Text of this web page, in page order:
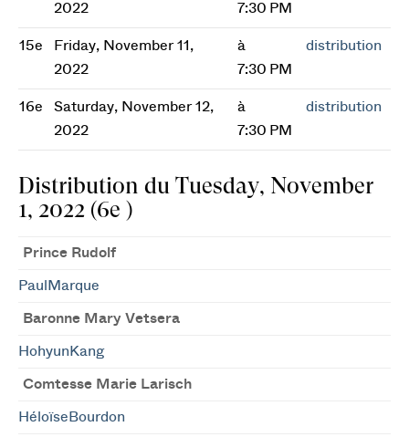
2022
7:30 PM
15e
Friday, November 11,
2022
à
7:30 PM
distribution
16e
Saturday, November 12,
2022
à
7:30 PM
distribution
Distribution du Tuesday, November
1, 2022 (6e )
Prince Rudolf
PaulMarque
Baronne Mary Vetsera
HohyunKang
Comtesse Marie Larisch
HéloïseBourdon